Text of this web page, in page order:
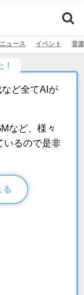
ニュース イベント 音
ど全てAIが
など、様々
いるので是非